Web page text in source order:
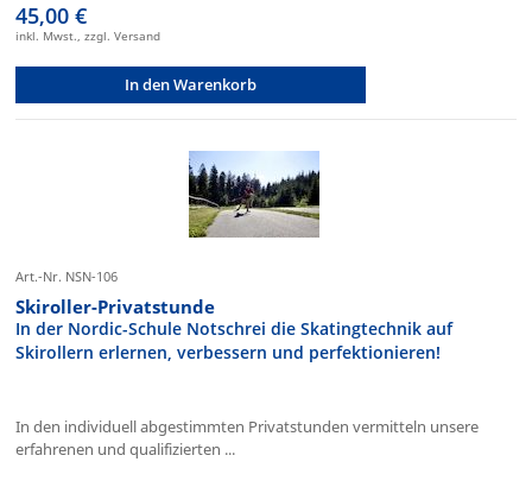
45,00 €
inkl. Mwst., zzgl. Versand
In den Warenkorb
Art.-Nr. NSN-106
Skiroller-Privatstunde
In der Nordic-Schule Notschrei die Skatingtechnik auf
Skirollern erlernen, verbessern und perfektionieren!
In den individuell abgestimmten Privatstunden vermitteln unsere
erfahrenen und qualifizierten ...